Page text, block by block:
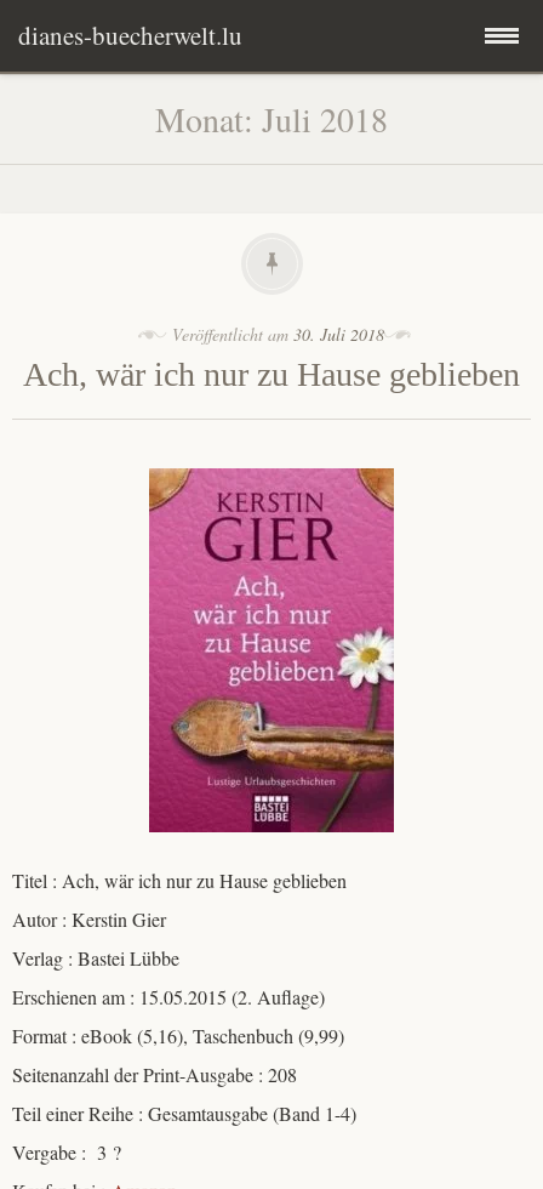
dianes-buecherwelt.lu
springen
Herzlich Willkommen
Michael Barth
Peter Wohlleben
Monat: Juli 2018
Veröffentlicht am 30. Juli 2018
Ach, wär ich nur zu Hause geblieben
Titel : Ach, wär ich nur zu Hause geblieben
Autor : Kerstin Gier
Verlag : Bastei Lübbe
Erschienen am : 15.05.2015 (2. Auflage)
Format : eBook (5,16), Taschenbuch (9,99)
Seitenanzahl der Print-Ausgabe : 208
Teil einer Reihe : Gesamtausgabe (Band 1-4)
Vergabe : 3 ?